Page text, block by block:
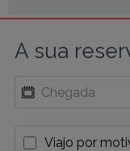
A sua
Viajo por